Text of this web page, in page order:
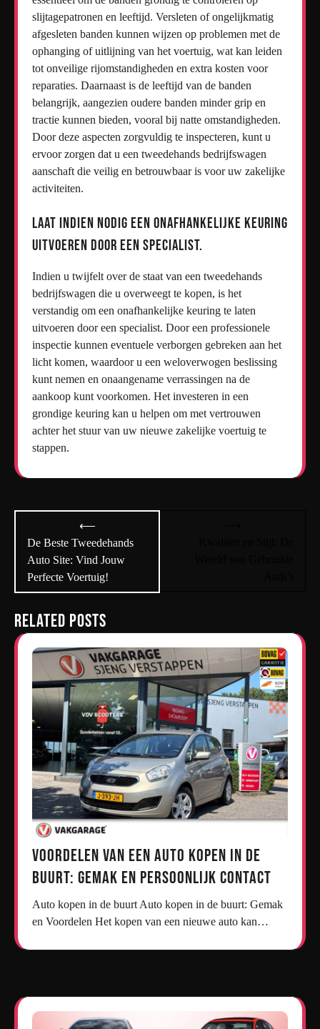
slijtagepatronen en leeftijd. Versleten of ongelijkmatig
afgesleten banden kunnen wijzen op problemen met de
ophanging of uitlijning van het voertuig, wat kan leiden
tot onveilige rijomstandigheden en extra kosten voor
reparaties. Daarnaast is de leeftijd van de banden
belangrijk, aangezien oudere banden minder grip en
tractie kunnen bieden, vooral bij natte omstandigheden.
Door deze aspecten zorgvuldig te inspecteren, kunt u
ervoor zorgen dat u een tweedehands bedrijfswagen
aanschaft die veilig en betrouwbaar is voor uw zakelijke
activiteiten.
Laat indien nodig een onafhankelijke keuring
uitvoeren door een specialist.
Indien u twijfelt over de staat van een tweedehands
bedrijfswagen die u overweegt te kopen, is het
verstandig om een onafhankelijke keuring te laten
uitvoeren door een specialist. Door een professionele
inspectie kunnen eventuele verborgen gebreken aan het
licht komen, waardoor u een weloverwogen beslissing
kunt nemen en onaangename verrassingen na de
aankoop kunt voorkomen. Het investeren in een
grondige keuring kan u helpen om met vertrouwen
achter het stuur van uw nieuwe zakelijke voertuig te
stappen.
navigatie
⟵
De Beste Tweedehands
Auto Site: Vind Jouw
Perfecte Voertuig!
Related Posts
Voordelen van een Auto Kopen in de
Buurt: Gemak en Persoonlijk Contact
Auto kopen in de buurt Auto kopen in de buurt: Gemak
en Voordelen Het kopen van een nieuwe auto kan…